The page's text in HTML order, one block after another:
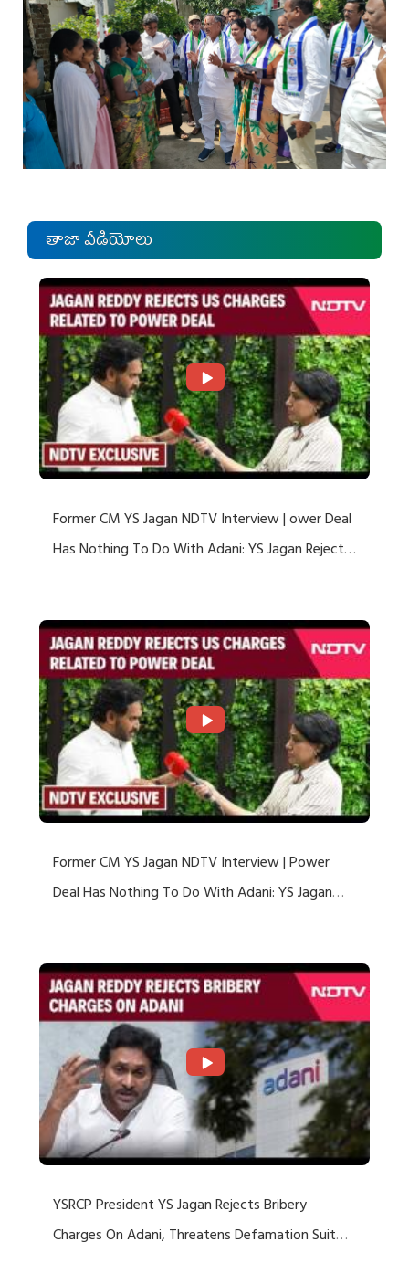
తాజా వీడియోలు
Former CM YS Jagan NDTV Interview | ower Deal
Has Nothing To Do With Adani: YS Jagan Rejects
Former CM YS Jagan NDTV Interview | Power
Deal Has Nothing To Do With Adani: YS Jagan
YSRCP President YS Jagan Rejects Bribery
Charges On Adani, Threatens Defamation Suit